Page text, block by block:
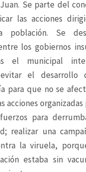
Se parte del
las acciones
Se
los gobiernos
el municipal
el desarrollo
para que no se
acciones
para
realizar una
la viruela,
estaba sin